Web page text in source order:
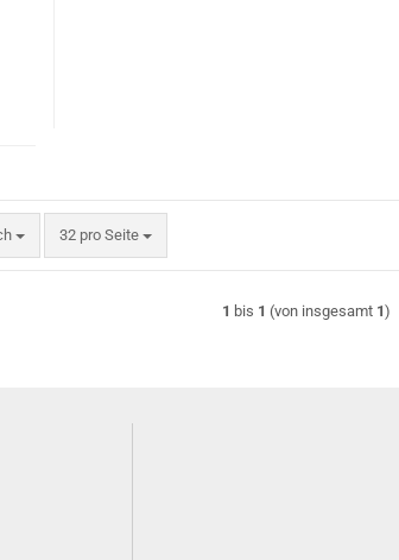
32 pro Seite
pro Seite
1 bis 1 (von insgesamt 1)